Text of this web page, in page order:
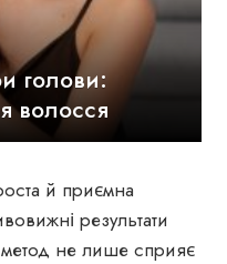
голови:
волосся
й приємна
результати
не лише сприяє